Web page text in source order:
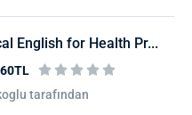
English for Health Pr...
tarafından